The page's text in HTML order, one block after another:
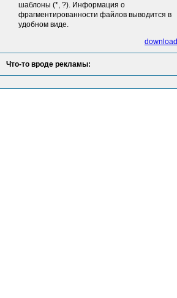
шаблоны (*, ?). Информация о
фрагментированности файлов выводится в
удобном виде.
download
Что-то вроде рекламы: